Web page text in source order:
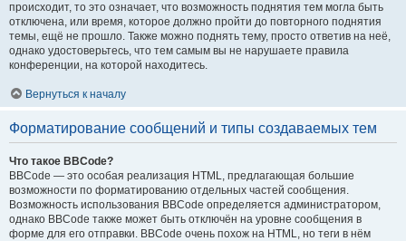
происходит, то это означает, что возможность поднятия тем могла быть
отключена, или время, которое должно пройти до повторного поднятия
темы, ещё не прошло. Также можно поднять тему, просто ответив на неё,
однако удостоверьтесь, что тем самым вы не нарушаете правила
конференции, на которой находитесь.
Вернуться к началу
Форматирование сообщений и типы создаваемых тем
Что такое BBCode?
BBCode — это особая реализация HTML, предлагающая большие
возможности по форматированию отдельных частей сообщения.
Возможность использования BBCode определяется администратором,
однако BBCode также может быть отключён на уровне сообщения в
форме для его отправки. BBCode очень похож на HTML, но теги в нём